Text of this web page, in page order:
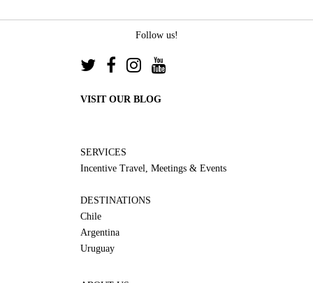
Follow us!
VISIT OUR BLOG
SERVICES
Incentive Travel, Meetings & Events
DESTINATIONS
Chile
Argentina
Uruguay